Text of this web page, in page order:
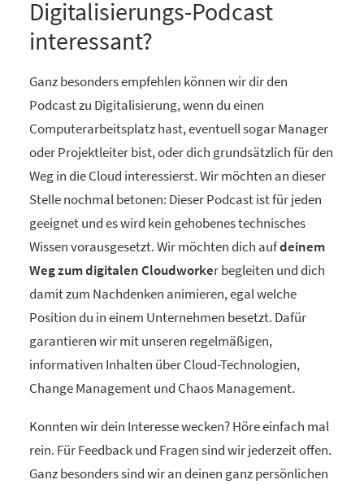
Digitalisierungs-Podcast
interessant?
Ganz besonders empfehlen können wir dir den
Podcast zu Digitalisierung, wenn du einen
Computerarbeitsplatz hast, eventuell sogar Manager
oder Projektleiter bist, oder dich grundsätzlich für den
Weg in die Cloud interessierst. Wir möchten an dieser
Stelle nochmal betonen: Dieser Podcast ist für jeden
geeignet und es wird kein gehobenes technisches
Wissen vorausgesetzt. Wir möchten dich aufdeinem
Weg zum digitalen Cloudworker begleiten und dich
damit zum Nachdenken animieren, egal welche
Position du in einem Unternehmen besetzt. Dafür
garantieren wir mit unseren regelmäßigen,
informativen Inhalten über Cloud-Technologien,
Change Management und Chaos Management.
Konnten wir dein Interesse wecken? Höre einfach mal
rein. Für Feedback und Fragen sind wir jederzeit offen.
Ganz besonders sind wir an deinen ganz persönlichen